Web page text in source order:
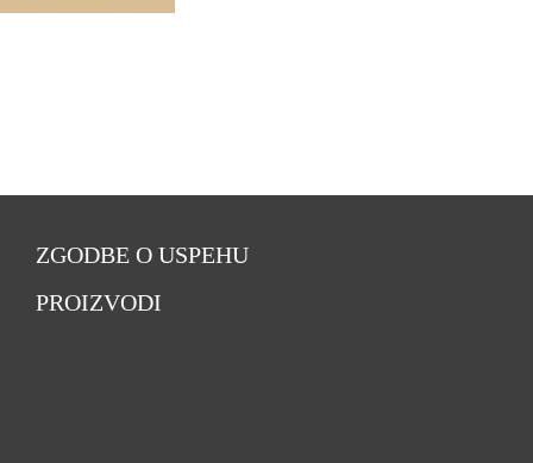
ZGODBE O USPEHU
PROIZVODI